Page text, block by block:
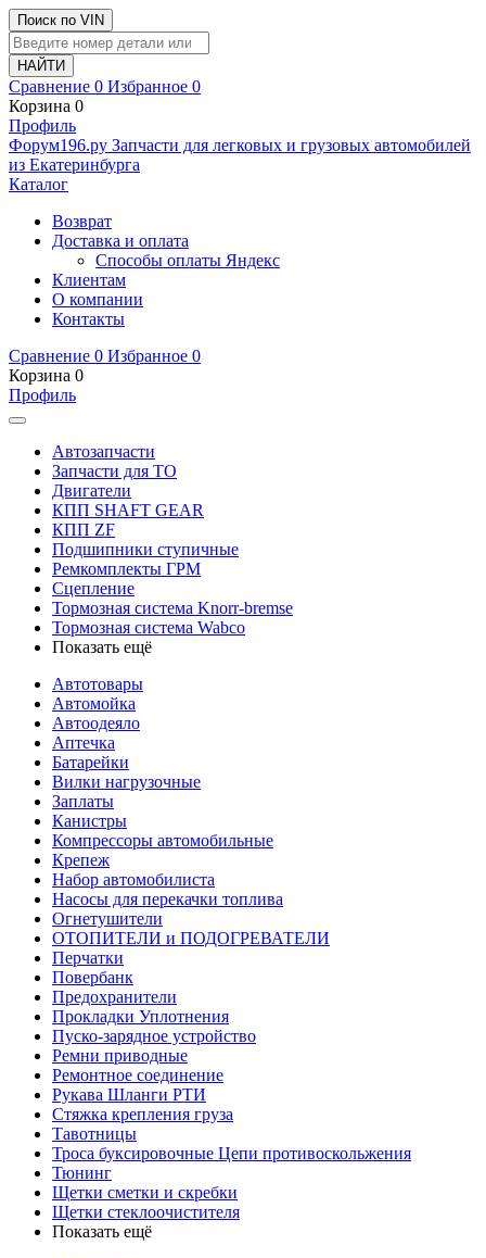
Поиск по VIN
Сравнение 0 Избранное 0
Корзина 0
Профиль
Фoрум196.ру Запчасти для легковых и грузовых автомобилей
из Екатеринбурга
Каталог
Возврат
Доставка и оплата
Способы оплаты Яндекс
Клиентам
О компании
Контакты
Сравнение 0 Избранное 0
Корзина 0
Профиль
Автозапчасти
Запчасти для ТО
Двигатели
КПП SHAFT GEAR
КПП ZF
Подшипники ступичные
Ремкомплекты ГРМ
Сцепление
Тормозная система Knorr-bremse
Тормозная система Wabco
Показать ещё
Автотовары
Автомойка
Автоодеяло
Аптечка
Батарейки
Вилки нагрузочные
Заплаты
Канистры
Компрессоры автомобильные
Крепеж
Набор автомобилиста
Насосы для перекачки топлива
Огнетушители
ОТОПИТЕЛИ и ПОДОГРЕВАТЕЛИ
Перчатки
Повербанк
Предохранители
Прокладки Уплотнения
Пуско-зарядное устройство
Ремни приводные
Ремонтное соединение
Рукава Шланги РТИ
Стяжка крепления груза
Тавотницы
Троса буксировочные Цепи противоскольжения
Тюнинг
Щетки сметки и скребки
Щетки стеклоочистителя
Показать ещё